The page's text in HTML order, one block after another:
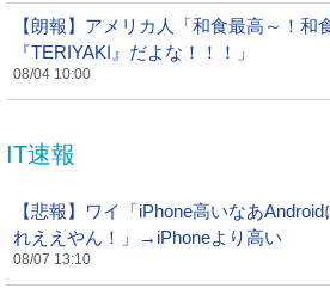
【朗報】アメリカ人「和食最高～！和
『TERIYAKI』だよな！！！」
08/04 10:00
IT速報
【悲報】ワイ「iPhone高いなあ
れええやん！」→iPhoneより高い
08/07 13:10